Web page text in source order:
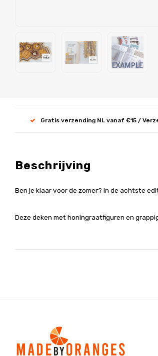
Gratis verzending NL vanaf €15 /
Beschrijving
Ben je klaar voor de zomer? In de achtste
Deze deken met honingraatfiguren en